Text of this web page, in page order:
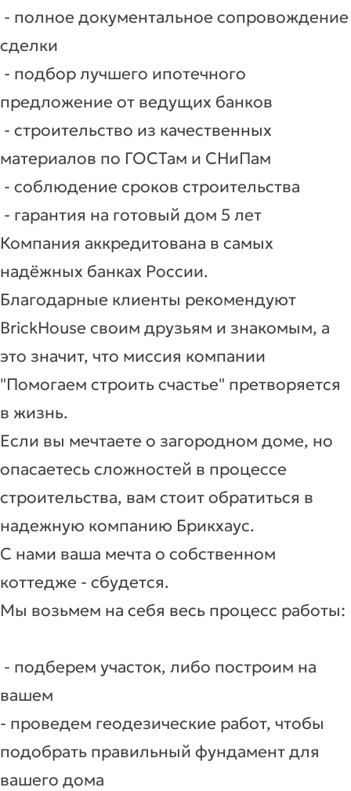
- полное документальное сопровождение
сделки
- подбор лучшего ипотечного
предложение от ведущих банков
- строительство из качественных
материалов по ГОСТам и СНиПам
- соблюдение сроков строительства
- гарантия на готовый дом 5 лет
Компания аккредитована в самых
надёжных банках России.
Благодарные клиенты рекомендуют
BrickHouse своим друзьям и знакомым, а
это значит, что миссия компании
"Помогаем строить счастье" претворяется
в жизнь.
Если вы мечтаете о загородном доме, но
опасаетесь сложностей в процессе
строительства, вам стоит обратиться в
надежную компанию Брикхаус.
С нами ваша мечта о собственном
коттедже - сбудется.
Мы возьмем на себя весь процесс работы:
- подберем участок, либо построим на
вашем
- проведем геодезические работ, чтобы
подобрать правильный фундамент для
вашего дома